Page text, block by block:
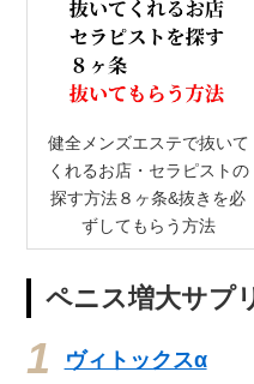
健全メンズエステで抜いて
くれるお店・セラピストの
探す方法８ヶ条&抜きを必
ずしてもらう方法
ペニス増大サプ
ヴィトックスα